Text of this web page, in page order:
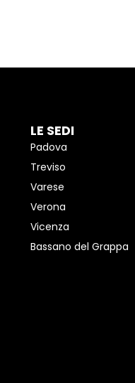
LE SEDI
Padova
Treviso
Varese
Verona
Vicenza
Bassano del Grappa